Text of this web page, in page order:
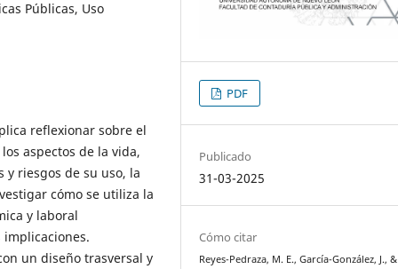
Públicas, Uso
reflexionar sobre el
aspectos de la vida,
riesgos de su uso, la
cómo se utiliza la
y laboral
un diseño trasversal y
PDF
Publicado
31-03-2025
Cómo citar
Reyes-Pedraza, M. E., García-González, J.,